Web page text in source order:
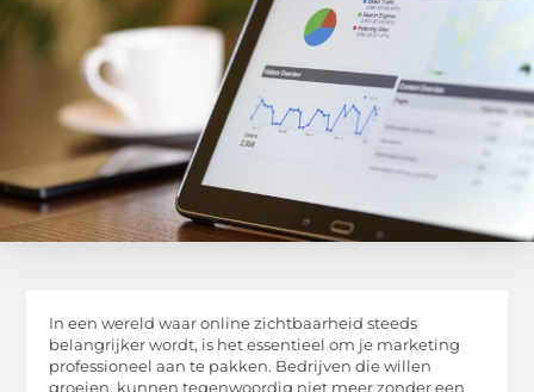
In een wereld waar online zichtbaarheid steeds
belangrijker wordt, is het essentieel om je marketing
professioneel aan te pakken. Bedrijven die willen
groeien, kunnen tegenwoordig niet meer zonder een